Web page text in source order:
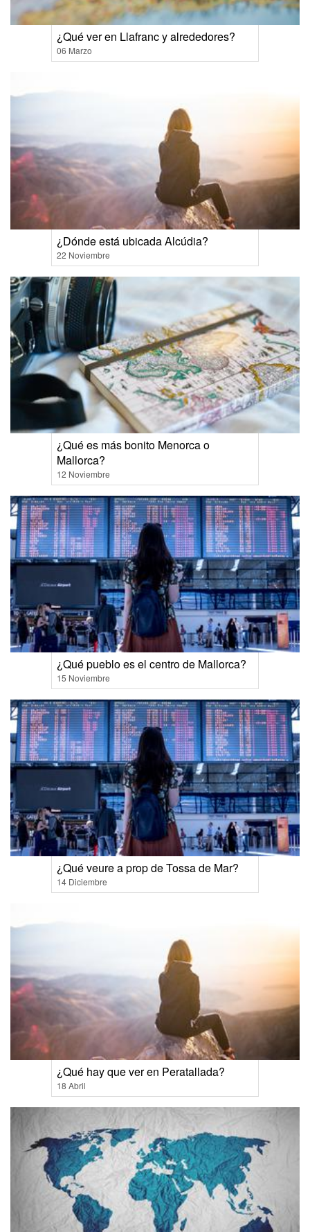
¿Qué ver en Llafranc y alrededores?
06 Marzo
¿Dónde está ubicada Alcúdia?
22 Noviembre
¿Qué es más bonito Menorca o
Mallorca?
12 Noviembre
¿Qué pueblo es el centro de Mallorca?
15 Noviembre
¿Qué veure a prop de Tossa de Mar?
14 Diciembre
¿Qué hay que ver en Peratallada?
18 Abril